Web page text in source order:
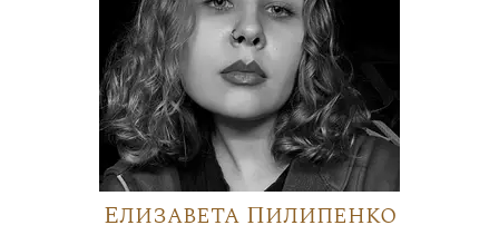
Елизавета Пилипенко